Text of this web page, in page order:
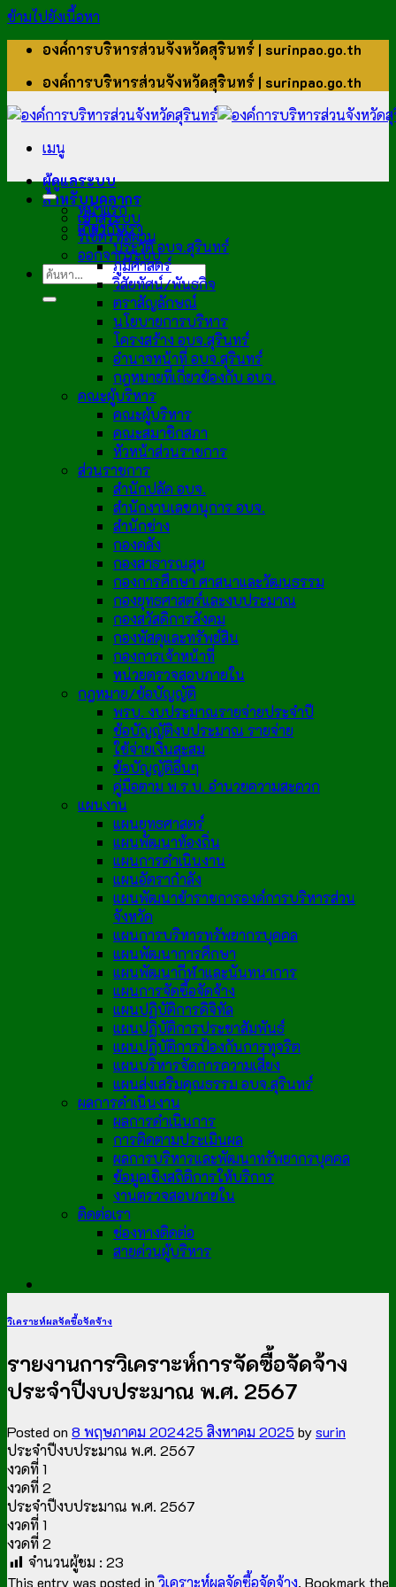
ข้ามไปยังเนื้อหา
องค์การบริหารส่วนจังหวัดสุรินทร์ | surinpao.go.th
องค์การบริหารส่วนจังหวัดสุรินทร์ | surinpao.go.th
เมนู
ผู้ดูแลระบบ
สำหรับบุคลากร
เข้าสู่ระบบ
รีเซ็ตรหัสผ่าน
ออกจากระบบ
หน้าแรก
เกี่ยวกับเรา
ประวัติ อบจ.สุรินทร์
ภูมิศาสตร์
วิสัยทัศน์/พันธกิจ
ตราสัญลักษณ์
นโยบายการบริหาร
โครงสร้าง อบจ.สุรินทร์
อำนาจหน้าที่ อบจ.สุรินทร์
กฎหมายที่เกี่ยวข้องกับ อบจ.
คณะผู้บริหาร
คณะผู้บริหาร
คณะสมาชิกสภา
หัวหน้าส่วนราชการ
ส่วนราชการ
สำนักปลัด อบจ.
สำนักงานเลขานุการ อบจ.
สำนักช่าง
กองคลัง
กองสาธารณสุข
กองการศึกษา ศาสนาและวัฒนธรรม
กองยุทธศาสตร์และงบประมาณ
กองสวัสดิการสังคม
กองพัสดุและทรัพย์สิน
กองการเจ้าหน้าที่
หน่วยตรวจสอบภายใน
กฎหมาย/ข้อบัญญัติ
พรบ. งบประมาณรายจ่ายประจำปี
ข้อบัญญัติงบประมาณ รายจ่าย
ใช้จ่ายเงินสะสม
ข้อบัญญัติอื่นๆ
คู่มือตาม พ.ร.บ. อำนวยความสะดวก
แผนงาน
แผนยุทธศาสตร์
แผนพัฒนาท้องถิ่น
แผนการดำเนินงาน
แผนอัตรากำลัง
แผนพัฒนาข้าราชการองค์การบริหารส่วน
จังหวัด
แผนการบริหารทรัพยากรบุคคล
แผนพัฒนาการศึกษา
แผนพัฒนากีฬาและนันทนาการ
แผนการจัดซื้อจัดจ้าง
แผนปฏิบัติการดิจิทัล
แผนปฏิบัติการประชาสัมพันธ์
แผนปฏิบัติการป้องกันการทุจริต
แผนบริหารจัดการความเสี่ยง
แผนส่งเสริมคุณธรรม อบจ.สุรินทร์
ผลการดำเนินงาน
ผลการดำเนินการ
การติดตามประเมินผล
ผลการบริหารและพัฒนาทรัพยากรบุคคล
ข้อมูลเชิงสถิติการให้บริการ
งานตรวจสอบภายใน
ติดต่อเรา
ช่องทางติดต่อ
สายด่วนผู้บริหาร
วิเคราะห์ผลจัดซื้อจัดจ้าง
รายงานการวิเคราะห์การจัดซื้อจัดจ้าง
ประจำปีงบประมาณ พ.ศ. 2567
Posted on 8 พฤษภาคม 202425 สิงหาคม 2025 bysurin
ประจำปีงบประมาณ พ.ศ. 2567
งวดที่ 1
งวดที่ 2
ประจำปีงบประมาณ พ.ศ. 2567
งวดที่ 1
งวดที่ 2
จำนวนผู้ชม : 23
This entry was posted inวิเคราะห์ผลจัดซื้อจัดจ้าง. Bookmark the